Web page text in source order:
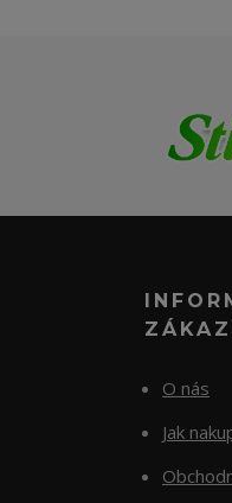
O nás
Jak